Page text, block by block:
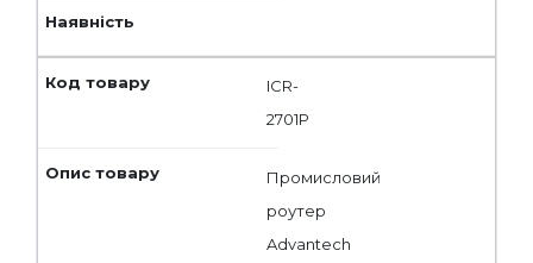
ICR-
2701P
Промисловий
роутер
Advantech